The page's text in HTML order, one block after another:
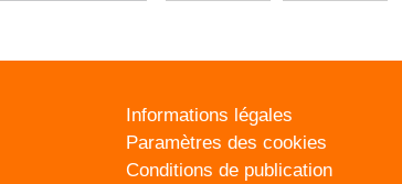
Informations légales
Paramètres des cookies
Conditions de publication